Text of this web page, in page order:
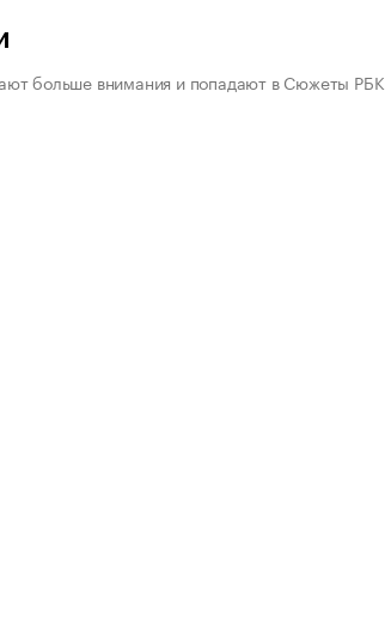
больше внимания и попадают в Сюжеты РБК